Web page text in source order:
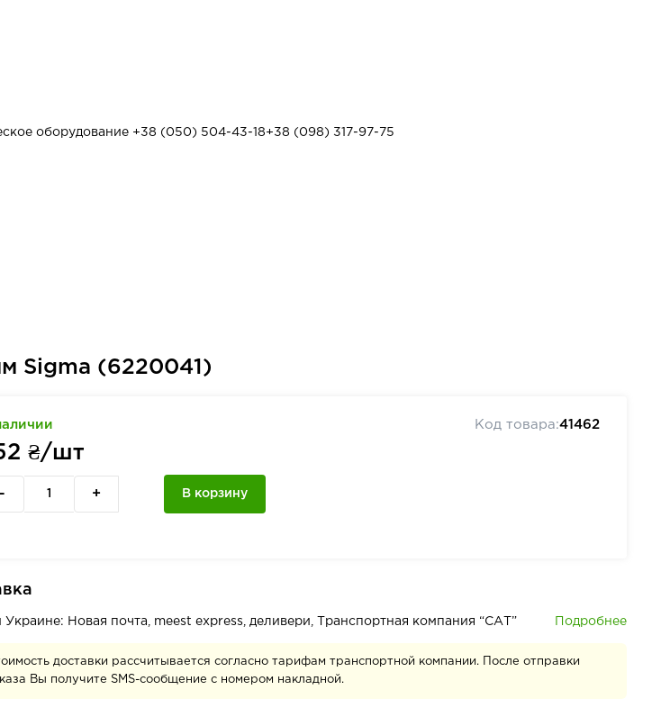
оборудование +38 (050) 504-43-18+38 (098) 317-97-75
Sigma (6220041)
₴/шт
Код товара:41462
- + В корзину
Украине: Новая почта, meest express, деливери, Транспортная компания “САТ” Подробнее
доставки рассчитывается согласно тарифам транспортной компании. После отправки
Вы получите SMS-сообщение с номером накладной.